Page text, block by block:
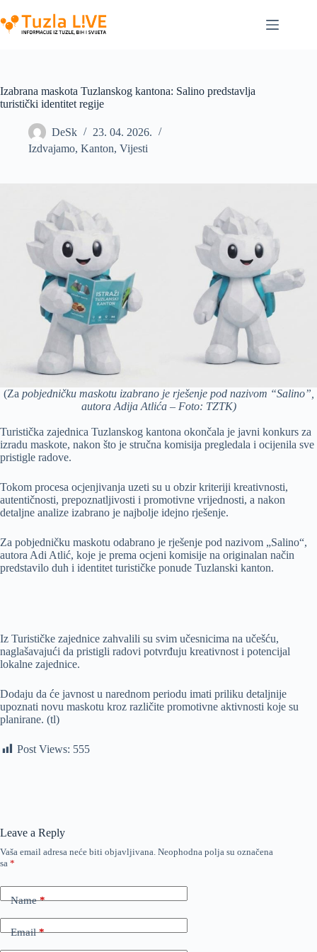
to
content
Izabrana maskota Tuzlanskog kantona: Salino predstavlja
turistički identitet regije
DeSk
23. 04. 2026.
Izdvajamo, Kanton, Vijesti
(Za pobjedničku maskotu izabrano je rješenje pod nazivom “Salino”,
autora Adija Atlića – Foto: TZTK)
Turistička zajednica Tuzlanskog kantona okončala je javni konkurs za
izradu maskote, nakon što je stručna komisija pregledala i ocijenila sve
pristigle radove.
Tokom procesa ocjenjivanja uzeti su u obzir kriteriji kreativnosti,
autentičnosti, prepoznatljivosti i promotivne vrijednosti, a nakon
detaljne analize izabrano je najbolje idejno rješenje.
Za pobjedničku maskotu odabrano je rješenje pod nazivom „Salino“,
autora Adi Atlić, koje je prema ocjeni komisije na originalan način
predstavilo duh i identitet turističke ponude Tuzlanski kanton.
Iz Turističke zajednice zahvalili su svim učesnicima na učešću,
naglašavajući da pristigli radovi potvrđuju kreativnost i potencijal
lokalne zajednice.
Dodaju da će javnost u narednom periodu imati priliku detaljnije
upoznati novu maskotu kroz različite promotivne aktivnosti koje su
planirane. (tl)
Post Views: 555
Leave a Reply
Vaša email adresa neće biti objavljivana. Neophodna polja su označena
sa *
Name*
Email*